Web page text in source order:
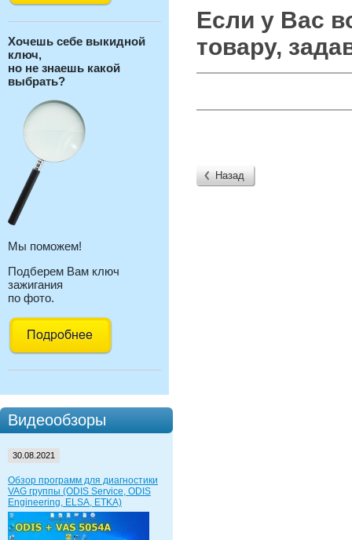
Хочешь себе выкидной
ключ,
но не знаешь какой
выбрать?
Мы поможем!
Подберем Вам ключ
зажигания
по фото.
Видеообзоры
30.08.2021
Обзор программ для диагностики
VAG группы (ODIS Service, ODIS
Engineering, ELSA, ETKA)
Если у Вас
товару,
Назад